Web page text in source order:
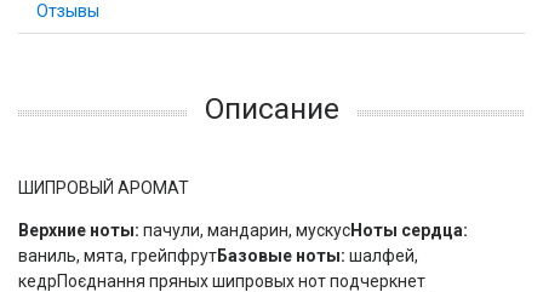
Отзывы
Описание
ШИПРОВЫЙ АРОМАТ
Верхние ноты: пачули, мандарин, мускусНоты сердца:
ваниль, мята, грейпфрутБазовые ноты: шалфей,
кедрПоєднання пряных шипровых нот подчеркнет